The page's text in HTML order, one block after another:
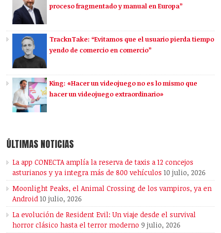
proceso fragmentado y manual en Europa”
TracknTake: “Evitamos que el usuario pierda tiempo
yendo de comercio en comercio”
King: «Hacer un videojuego no es lo mismo que
hacer un videojuego extraordinario»
ÚLTIMAS NOTICIAS
La app CONECTA amplía la reserva de taxis a 12 concejos
asturianos y ya integra más de 800 vehículos 10 julio, 2026
Moonlight Peaks, el Animal Crossing de los vampiros, ya en
Android 10 julio, 2026
La evolución de Resident Evil: Un viaje desde el survival
horror clásico hasta el terror moderno 9 julio, 2026